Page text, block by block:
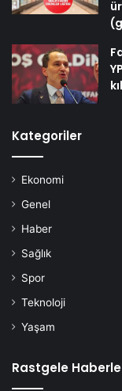
Kategoriler
Ekonomi
Genel
Haber
Sağlık
Spor
Teknoloji
Yaşam
Rastgele